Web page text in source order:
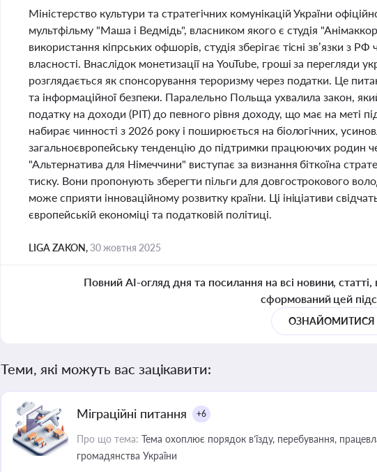
Міністерство культури та стратегічних комунікацій України
мультфільму "Маша і Ведмідь", власником якого є студія
використання кіпрських офшорів, студія зберігає тісні зв’язки з
власності. Внаслідок монетизації на YouTube, гроші за перегляди
розглядається як спонсорування тероризму через податки. Це
та інформаційної безпеки. Паралельно Польща ухвалила закон,
податку на доходи (PIT) до певного рівня доходу, що має на меті
набирає чинності з 2026 року і поширюється на біологічних,
загальноєвропейську тенденцію до підтримки працюючих родин
"Альтернатива для Німеччини" виступає за визнання біткоїна
тиску. Вони пропонують зберегти пільги для довгострокового
може сприяти інноваційному розвитку країни. Ці ініціативи
європейській економіці та податковій політиці.
LIGA ZAKON,30 жовтня 2025
Повний AI-огляд дня та посилання на всі новини,
сформований цей
ОЗНАЙОМИТИСЯ
Теми, які можуть вас зацікавити:
Міграційні питання +6
Про що тема: Тема охоплює порядок в’їзду, перебування,
громадянства України